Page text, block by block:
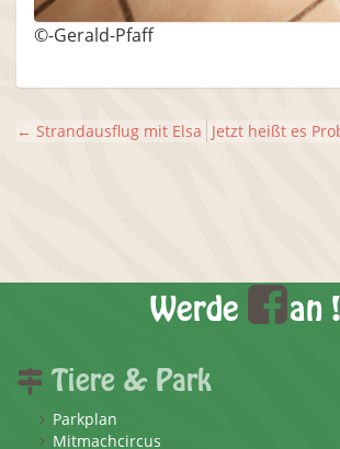
©-Gerald-Pfaff
← Strandausflug mit Elsa Jetzt heißt es
Werde an !
Tiere & Park
Parkplan
Mitmachcircus